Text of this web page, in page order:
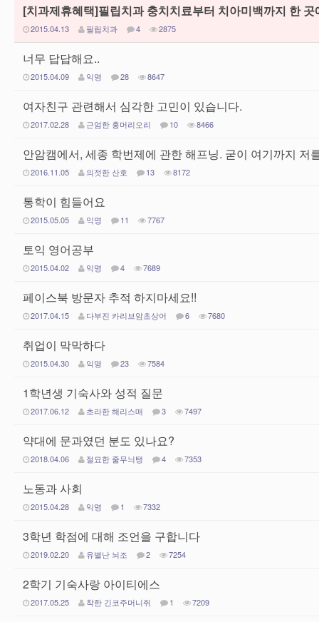
[치과제휴혜택]필립치과 충치치료부터 치아미백까지 한
2015.04.13 필립치과 4 2875
너무 답답해요..
2015.04.09 익명 28 8647
여자친구 관련해서 심각한 고민이 있습니다.
2017.02.28 근엄한 홍머리오리 10 8466
안암캠에서, 세종 학번제에 관한 해프닝. 굳이 여기까지 저
2016.11.05 의젓한 산호 13 8172
통학이 힘들어요
2015.05.05 익명 11 7767
토익 영어공부
2015.04.02 익명 4 7689
페이스북 방문자 추적 하지마세요!!
2017.04.15 다부진 카리브암초상어 6 7680
취업이 막막하다
2015.04.30 익명 23 7584
1학년생 기숙사와 성적 질문
2017.06.12 초라한 해리스매 3 7497
약대에 문과였던 분도 있나요?
2018.04.06 절묘한 줄무늬탱 4 7353
노동과 사회
2015.04.28 익명 1 7332
3학년 학점에 대해 조언을 구합니다
2019.02.20 유별난 뇌조 2 7254
2학기 기숙사랑 아이티에스
2017.05.25 착한 긴코주머니쥐 1 7209